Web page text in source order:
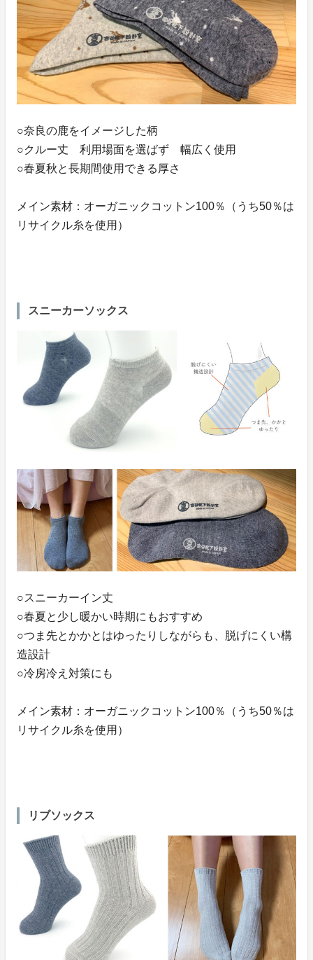
○奈良の鹿をイメージした柄
○クルー丈 利用場面を選ばず 幅広く使用
○春夏秋と長期間使用できる厚さ
メイン素材：オーガニックコットン100％（うち50％は
リサイクル糸を使用）
スニーカーソックス
○スニーカーイン丈
○春夏と少し暖かい時期にもおすすめ
○つま先とかかとはゆったりしながらも、脱げにくい構
造設計
○冷房冷え対策にも
メイン素材：オーガニックコットン100％（うち50％は
リサイクル糸を使用）
リブソックス